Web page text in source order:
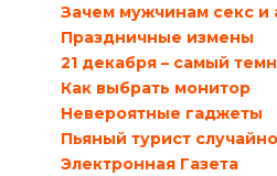
Зачем мужчинам секс и
Праздничные измены
21 декабря – самый
Как выбрать монитор
Невероятные гаджеты
Пьяный турист
Электронная Газета